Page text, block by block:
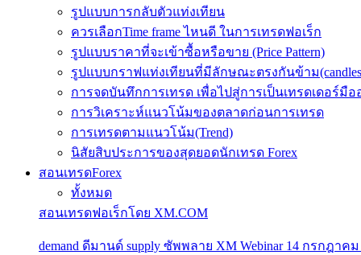
รูปแบบการกลับตัวแท่งเทียน
ควรเลือกTime frame ไหนดี ในการเทรดฟอเร็ก
รูปแบบราคาที่จะเข้าซื้อหรือขาย (Price Pattern)
รูปแบบกราฟแท่งเทียนที่มีลักษณะตรงกันข้าม
การจดบันทึกการเทรด เพื่อไปสู่การเป็นเทรดเดอร์มื
การวิเคราะห์แนวโน้มของตลาดก่อนการเทรด
การเทรดตามแนวโน้ม(Trend)
นิสัยสิบประการของสุดยอดนักเทรด Forex
สอนเทรดForex
ทั้งหมด
สอนเทรดฟอเร็กโดย XM.COM
demand ดีมานด์ supply ซัพพลาย XM Webinar 14 กรกฎาคม